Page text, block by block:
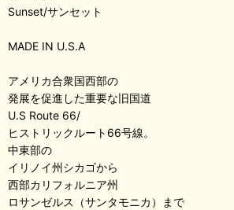
Sunset/サンセット
MADE IN U.S.A
アメリカ合衆国西部の
発展を促進した重要な旧国道
U.S Route 66/
ヒストリックルート66号線。
中東部の
イリノイ州シカゴから
西部カリフォルニア州
ロサンゼルス（サンタモニカ）まで